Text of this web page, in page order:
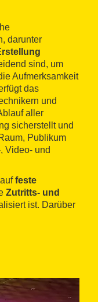
darunter
sind, um
Aufmerksamkeit
das
und
aller
sicherstellt und
Publikum
Video- und
feste
Zutritts- und
ist. Darüber
sowie
und stellt einen
zur